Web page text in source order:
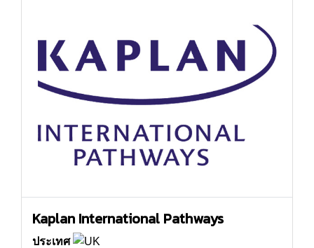
Kaplan International Pathways
ประเทศ